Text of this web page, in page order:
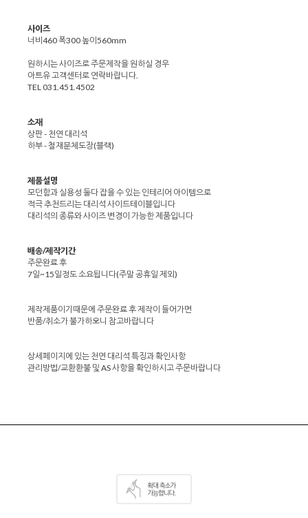
사이즈
너비460 폭300 높이560mm
원하시는 사이즈로 주문제작을 원하실 경우
아트유 고객센터로 연락바랍니다.
TEL 031.451.4502
소재
상판 - 천연 대리석
하부 - 철재분체도장(블랙)
제품설명
모던함과 실용성 둘다 잡을 수 있는 인테리어 아이템으로
적극 추천드리는 대리석 사이드테이블입니다
대리석의 종류와 사이즈 변경이 가능한 제품입니다
배송/제작기간
주문완료 후
7일~15일정도 소요됩니다(주말 공휴일 제외)
제작제품이기때문에 주문완료 후 제작이 들어가면
반품/취소가 불가하오니 참고바랍니다
상세페이지에 있는 천연 대리석 특징과 확인사항
관리방법/교환환불 및 AS 사항을 확인하시고 주문바랍니다